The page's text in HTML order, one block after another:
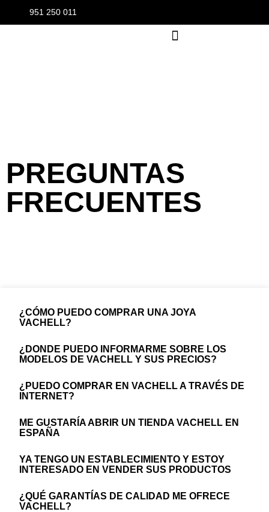
951 250 011
PREGUNTAS
FRECUENTES
¿CÓMO PUEDO COMPRAR UNA JOYA
VACHELL?
¿DONDE PUEDO INFORMARME SOBRE LOS
MODELOS DE VACHELL Y SUS PRECIOS?
¿PUEDO COMPRAR EN VACHELL A TRAVÉS DE
INTERNET?
ME GUSTARÍA ABRIR UN TIENDA VACHELL EN
ESPAÑA
YA TENGO UN ESTABLECIMIENTO Y ESTOY
INTERESADO EN VENDER SUS PRODUCTOS
¿QUÉ GARANTÍAS DE CALIDAD ME OFRECE
VACHELL?